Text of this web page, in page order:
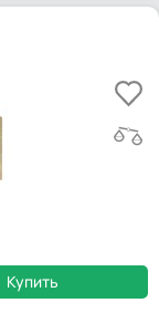
Купить